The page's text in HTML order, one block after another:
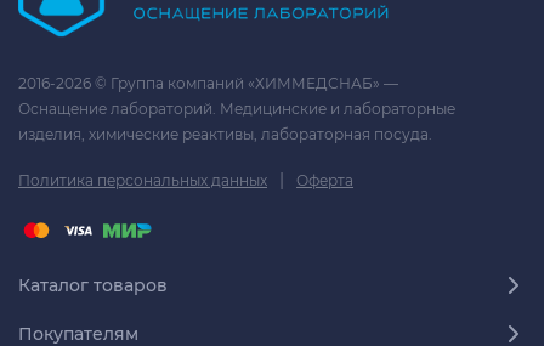
2016-2026 © Группа компаний «ХИММЕДСНАБ» —
Оснащение лабораторий. Медицинские и лабораторные
изделия, химические реактивы, лабораторная посуда.
Политика персональных данных | Оферта
Каталог товаров
Покупателям